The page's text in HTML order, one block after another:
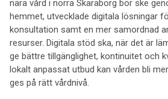
nära vård i norra Skaraborg bör ske
hemmet, utvecklade digitala lösningar
konsultation samt en mer samordnad
resurser. Digitala stöd ska, när det är
ge bättre tillgänglighet, kontinuitet och
lokalt anpassat utbud kan vården bli
ges på rätt vårdnivå.